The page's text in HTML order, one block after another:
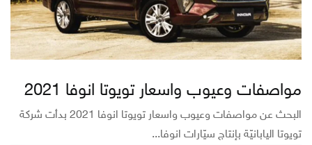
مواصفات وعيوب واسعار تويوتا انوفا 2021
البحث عن مواصفات وعيوب واسعار تويوتا انوفا 2021 بدأت شركة
تويوتا اليابانيّة بإنتاج سيّارات انوفا...